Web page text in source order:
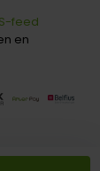
feed
en